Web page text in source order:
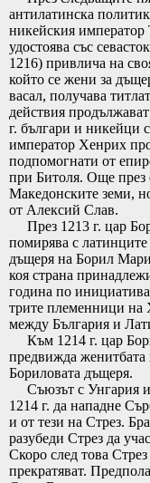
антилатинска
никейския император
удостоява със
1216) привлича на
който се жени за
васал, получава
действия
г. българи и никейци
император Хенрих
подпомогнати от
при Битоля. Още през
Македонските земи,
от Алексий Слав.
През 1213 г. цар
помирява с
дъщеря на Борил
коя страна
година по
трите племенници на
между България и
Към 1214 г. цар
предвижда женитбата
Бориловата дъщеря.
Съюзът с Унгария и
1214 г. да нападне
и от тези на Стрез.
разубеди Стрез да
Скоро след това
прекратяват.